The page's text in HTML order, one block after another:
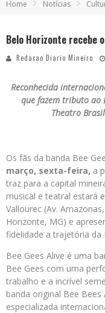
Home Notícias
Belo Horizonte recebe
Redacao Diario Mineiro
Reconhecida
que fazem tributo ao
Theatro
Os fãs da banda Bee
março, sexta-feira, a
traz para a capital
musical e teatral estará
Vallourec (Av.
Horizonte, MG) e
fidelidade a trajetória da
Bee Gees Alive é uma
Bee Gees com uma
trabalho e a incrível
banda original Bee
especializada